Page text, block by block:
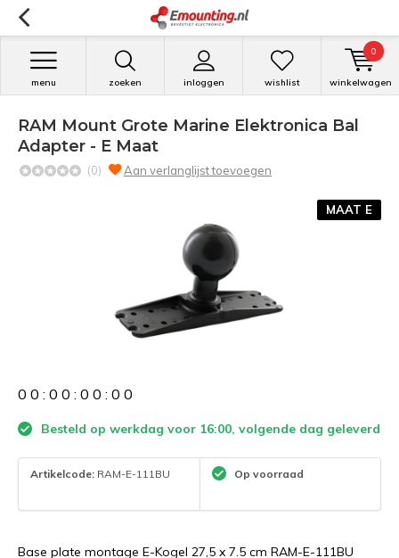
zoeken inloggen
menu wishlist winkelwagen
0
RAM Mount Grote Marine Elektronica Bal
Adapter - E Maat
(0) Aan verlanglijst toevoegen
MAAT E
0 0 : 0 0 : 0 0 : 0 0
Besteld op werkdag voor 16:00, volgende dag geleverd
Artikelcode: RAM-E-111BU Op voorraad
Base plate montage E-Kogel 27,5 x 7.5 cm RAM-E-111BU